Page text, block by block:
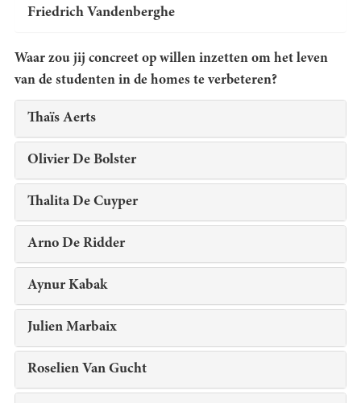
Friedrich Vandenberghe
Waar zou jij concreet op willen inzetten om het leven
van de studenten in de homes te verbeteren?
Thaïs Aerts
Olivier De Bolster
Thalita De Cuyper
Arno De Ridder
Aynur Kabak
Julien Marbaix
Roselien Van Gucht